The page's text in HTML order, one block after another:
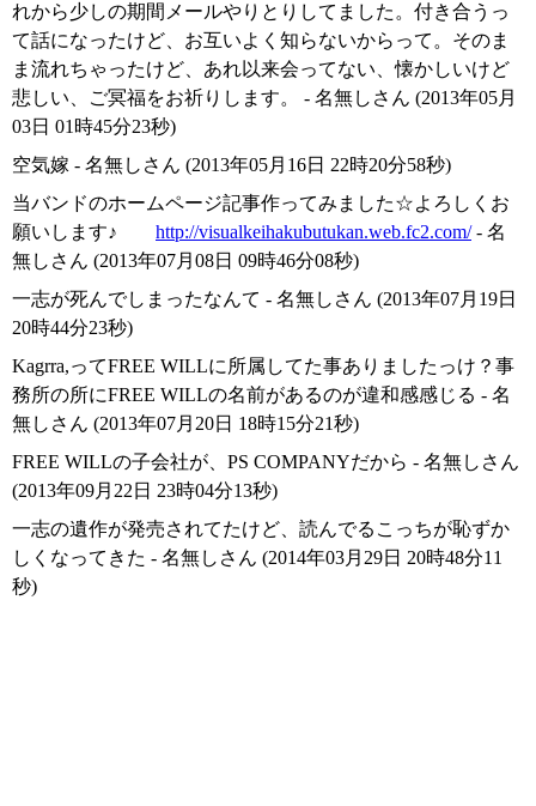
れから少しの期間メールやりとりしてました。付き合うっ
て話になったけど、お互いよく知らないからって。そのま
ま流れちゃったけど、あれ以来会ってない、懐かしいけど
悲しい、ご冥福をお祈りします。 - 名無しさん (2013年05月
03日 01時45分23秒)
空気嫁 - 名無しさん (2013年05月16日 22時20分58秒)
当バンドのホームページ記事作ってみました☆よろしくお
願いします♪ http://visualkeihakubutukan.web.fc2.com/- 名
無しさん (2013年07月08日 09時46分08秒)
一志が死んでしまったなんて - 名無しさん (2013年07月19日
20時44分23秒)
Kagrra,ってFREE WILLに所属してた事ありましたっけ？事
務所の所にFREE WILLの名前があるのが違和感感じる - 名
無しさん (2013年07月20日 18時15分21秒)
FREE WILLの子会社が、PS COMPANYだから - 名無しさん
(2013年09月22日 23時04分13秒)
一志の遺作が発売されてたけど、読んでるこっちが恥ずか
しくなってきた - 名無しさん (2014年03月29日 20時48分11
秒)